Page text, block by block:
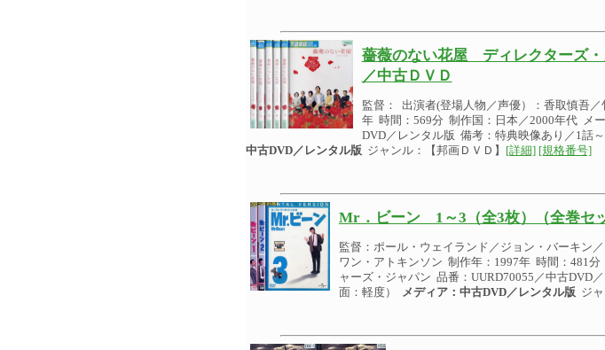
薔薇のない花屋 ディレクターズ
／中古ＤＶＤ
監督： 出演者(登場人物／声優）：香取慎吾
年 時間：569分 制作国：日本／2000年代 メ
DVD／レンタル版 備考：特典映像あり／1話
中古DVD／レンタル版 ジャンル：【邦画ＤＶＤ】 [詳細] [規格番号]
Mr．ビーン 1～3（全3枚）（全巻
監督：ポール・ウェイランド／ジョン・バーキン
ワン・アトキンソン 制作年：1997年 時間：481
ャーズ・ジャパン 品番：UURD70055／中古DVD
面：軽度）
メディア：中古DVD／レンタル版 ジ